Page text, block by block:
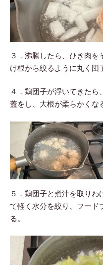
３．沸騰したら、ひき肉
け根から絞るように丸く団
４．鶏団子が浮いてきたら
蓋をし、大根が柔らかくな
５．鶏団子と煮汁を取り
て軽く水分を絞り、フード
る。